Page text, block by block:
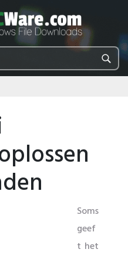
Soms
geef
t het